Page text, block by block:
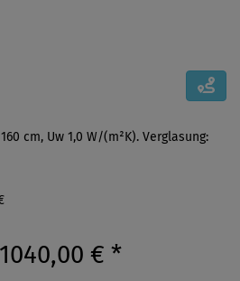
cm, Uw 1,0 W/(m²K). Verglasung:
1040,00 € *